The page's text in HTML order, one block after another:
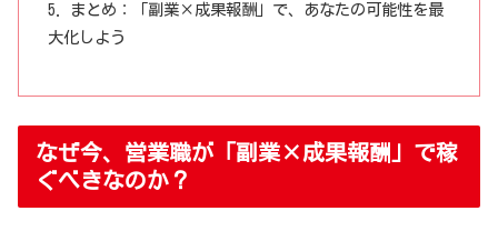
まとめ：「副業×成果報酬」で、あなたの可能性を最
大化しよう
なぜ今、営業職が「副業×成果報酬」で稼
ぐべきなのか？